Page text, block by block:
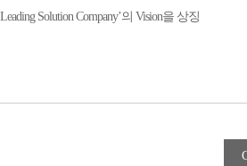
Solution Company’의 Vision을 상징